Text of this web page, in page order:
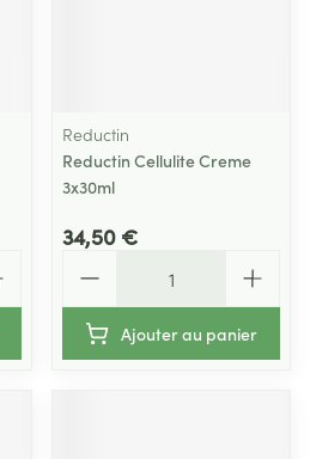
Reductin
Reductin Cellulite Creme
3x30ml
34,50 €
Ajouter au panier